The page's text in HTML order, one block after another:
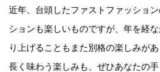
近年、台頭したファストファッショ
ションも楽しいものですが、年を経
り上げることもまた別格の楽しみが
長く味わう楽しみも、ぜひあなたの